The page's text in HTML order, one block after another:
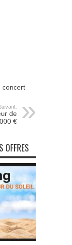
concert
de
€
OFFRES